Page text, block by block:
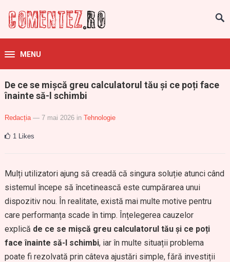
MENU
De ce se mișcă greu calculatorul tău și ce poți face
înainte să-l schimbi
Redacția — 7 mai 2026 in Tehnologie
1 Likes
Mulți utilizatori ajung să creadă că singura soluție atunci când
sistemul începe să încetinească este cumpărarea unui
dispozitiv nou. În realitate, există mai multe motive pentru
care performanța scade în timp. Înțelegerea cauzelor
explică de ce se mișcă greu calculatorul tău și ce poți
face înainte să-l schimbi, iar în multe situații problema
poate fi rezolvată prin câteva ajustări simple, fără investiții